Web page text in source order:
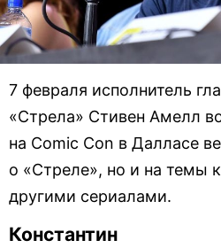
7 февраля исполнитель
«Стрела» Стивен Амелл
на Comic Con в Далласе
о «Стреле», но и на темы
другими сериалами.
Константин